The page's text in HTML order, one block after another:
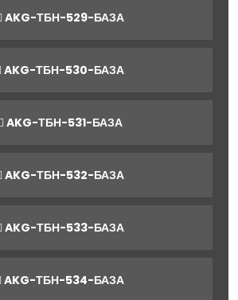
AKG-ТБН-529-БАЗА
AKG-ТБН-530-БАЗА
AKG-ТБН-531-БАЗА
AKG-ТБН-532-БАЗА
AKG-ТБН-533-БАЗА
AKG-ТБН-534-БАЗА